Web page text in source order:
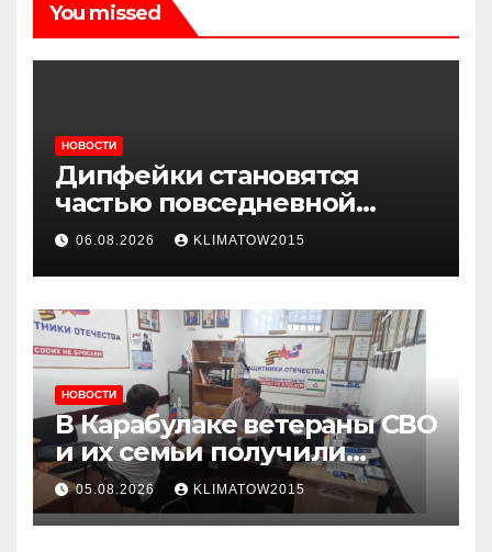
You missed
НОВОСТИ
Дипфейки становятся
частью повседневной
жизни: почему жителям
Ингушетии важно быть
внимательнее
06.08.2026 KLIMATOW2015
НОВОСТИ
В Карабулаке ветераны СВО
и их семьи получили
консультации в ходе
приема граждан
05.08.2026 KLIMATOW2015